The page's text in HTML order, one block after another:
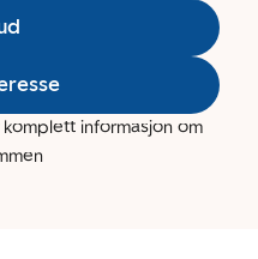
informasjon om